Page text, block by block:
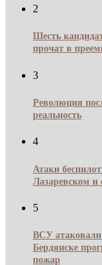
2
Шесть
прочат в
3
Революция
реальность
4
Атаки
Лазаревском и
5
ВСУ
Бердянске
пожар